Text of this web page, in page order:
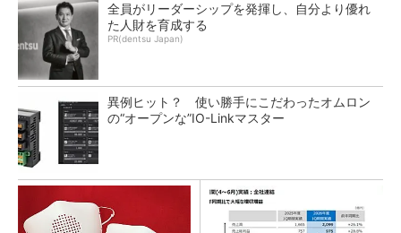
全員がリーダーシップを発揮し、自分より優れ
た人財を育成する
PR(dentsu Japan)
異例ヒット？ 使い勝手にこだわったオムロン
の“オープンな”IO-Linkマスター